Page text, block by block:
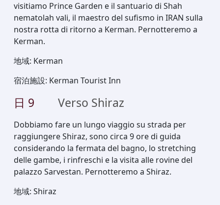
visitiamo Prince Garden e il santuario di Shah
nematolah vali, il maestro del sufismo in IRAN sulla
nostra rotta di ritorno a Kerman. Pernotteremo a
Kerman.
地域: Kerman
宿泊施設: Kerman Tourist Inn
日 9 Verso Shiraz
Dobbiamo fare un lungo viaggio su strada per
raggiungere Shiraz, sono circa 9 ore di guida
considerando la fermata del bagno, lo stretching
delle gambe, i rinfreschi e la visita alle rovine del
palazzo Sarvestan. Pernotteremo a Shiraz.
地域: Shiraz